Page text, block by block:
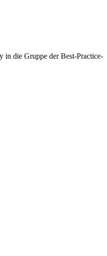
in die Gruppe der Best-Practice-